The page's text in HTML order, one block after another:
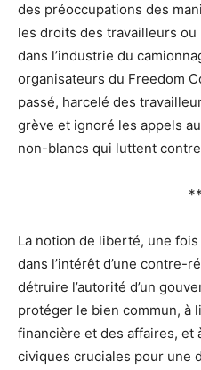
des préoccupations des
les droits des travailleurs
dans l’industrie du
organisateurs du Freedom
passé, harcelé des
grève et ignoré les appels
non-blancs qui luttent
La notion de liberté, une
dans l’intérêt d’une contre-
détruire l’autorité d’un
protéger le bien commun, à
financière et des affaires, et
civiques cruciales pour une